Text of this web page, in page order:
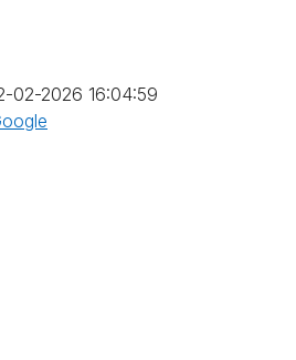
02-2026 16:04:59